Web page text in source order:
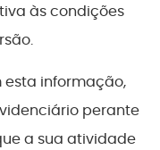
às condições
esta informação,
perante
a sua atividade